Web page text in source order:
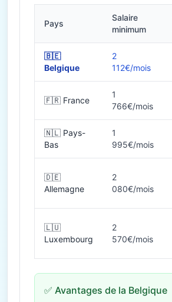
Pays
Salaire
minimum
🇧🇪
Belgique
2
112€/mois
🇫🇷 France
1
766€/mois
🇳🇱 Pays-
Bas
1
995€/mois
🇩🇪
Allemagne
2
080€/mois
🇱🇺
Luxembourg
2
570€/mois
✅ Avantages de la Belgique